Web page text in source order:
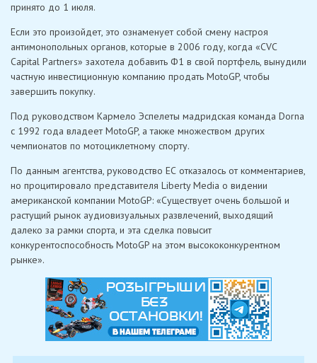
принято до 1 июля.
Если это произойдет, это ознаменует собой смену настроя
антимонопольных органов, которые в 2006 году, когда «CVC
Capital Partners» захотела добавить Ф1 в свой портфель, вынудили
частную инвестиционную компанию продать MotoGP, чтобы
завершить покупку.
Под руководством Кармело Эспелеты мадридская команда Dorna
с 1992 года владеет MotoGP, а также множеством других
чемпионатов по мотоциклетному спорту.
По данным агентства, руководство ЕС отказалось от комментариев,
но процитировало представителя Liberty Media о видении
американской компании MotoGP: «Существует очень большой и
растущий рынок аудиовизуальных развлечений, выходящий
далеко за рамки спорта, и эта сделка повысит
конкурентоспособность MotoGP на этом высококонкурентном
рынке».